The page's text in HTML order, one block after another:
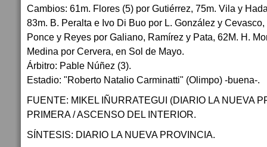
Cambios: 61m. Flores (5) por Gutiérrez, 75m. Vila y
83m. B. Peralta e Ivo Di Buo por L. González y
Ponce y Reyes por Galiano, Ramírez y Pata, 62M. H.
Medina por Cervera, en Sol de Mayo.
Árbitro: Pable Núñez (3).
Estadio: "Roberto Natalio Carminatti" (Olimpo) -buena-.
FUENTE: MIKEL IÑURRATEGUI (DIARIO LA NUEVA
PRIMERA / ASCENSO DEL INTERIOR.
SÍNTESIS: DIARIO LA NUEVA PROVINCIA.